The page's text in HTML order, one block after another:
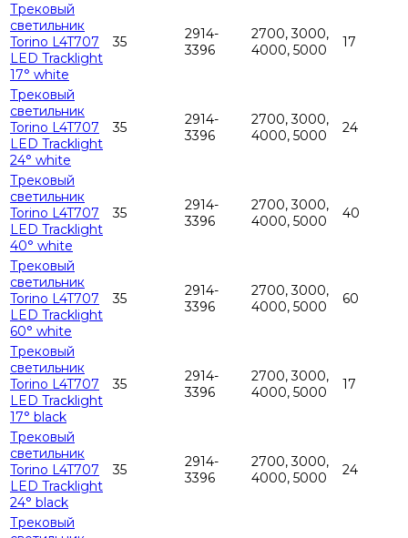
Трековый
светильник
Torino L4T707
LED Tracklight
17° white
35
2914-
3396
2700, 3000,
4000, 5000
17
Трековый
светильник
Torino L4T707
LED Tracklight
24° white
35
2914-
3396
2700, 3000,
4000, 5000
24
Трековый
светильник
Torino L4T707
LED Tracklight
40° white
35
2914-
3396
2700, 3000,
4000, 5000
40
Трековый
светильник
Torino L4T707
LED Tracklight
60° white
35
2914-
3396
2700, 3000,
4000, 5000
60
Трековый
светильник
Torino L4T707
LED Tracklight
17° black
35
2914-
3396
2700, 3000,
4000, 5000
17
Трековый
светильник
Torino L4T707
LED Tracklight
24° black
35
2914-
3396
2700, 3000,
4000, 5000
24
Трековый